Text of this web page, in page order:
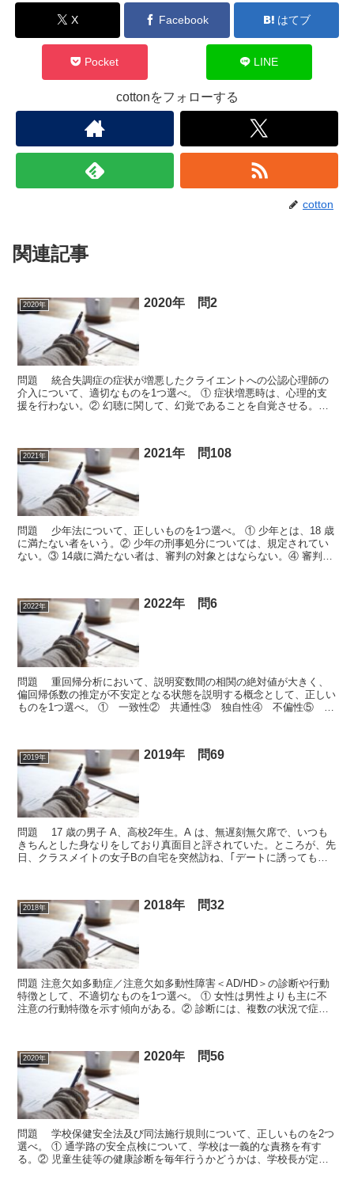
X Facebook はてブ
Pocket LINE
cottonをフォローする
cotton
関連記事
2020年 2020年 問2
問題 統合失調症の症状が増悪したクライエントへの公認心理師の
介入について、適切なものを1つ選べ。 ① 症状増悪時は、心理的支
援を行わない。② 幻聴に関して、幻覚であることを自覚させる。③
2021年 2021年 問108
問題 少年法について、正しいものを1つ選べ。 ① 少年とは、18 歳
に満たない者をいう。② 少年の刑事処分については、規定されてい
ない。③ 14歳に満たない者は、審判の対象とはならない。④ 審判に
2022年 2022年 問6
問題 重回帰分析において、説明変数間の相関の絶対値が大きく、
偏回帰係数の推定が不安定となる状態を説明する概念として、正しい
ものを1つ選べ。 ① 一致性② 共通性③ 独自性④ 不偏性⑤ 多
2019年 2019年 問69
問題 17 歳の男子 A、高校2年生。A は、無遅刻無欠席で、いつも
きちんとした身なりをしており真面目と評されていた。ところが、先
日、クラスメイトの女子Bの自宅を突然訪ね、｢デートに誘っても、
2018年 2018年 問32
問題 注意欠如多動症／注意欠如多動性障害＜AD/HD＞の診断や行動
特徴として、不適切なものを1つ選べ。 ① 女性は男性よりも主に不
注意の行動特徴を示す傾向がある。② 診断には、複数の状況で症状
2020年 2020年 問56
問題 学校保健安全法及び同法施行規則について、正しいものを2つ
選べ。 ① 通学路の安全点検について、学校は一義的な責務を有す
る。② 児童生徒等の健康診断を毎年行うかどうかは、学校長が定め